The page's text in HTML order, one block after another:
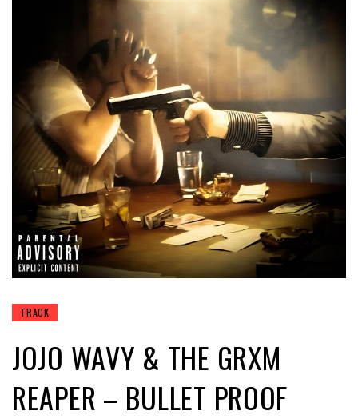
TRACK
JOJO WAVY & THE GRXM
REAPER – BULLET PROOF